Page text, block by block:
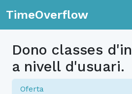
TimeOverflow
Dono classes
a nivell d'usuari.
Oferta